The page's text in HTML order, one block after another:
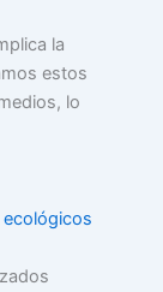
la
estos
lo